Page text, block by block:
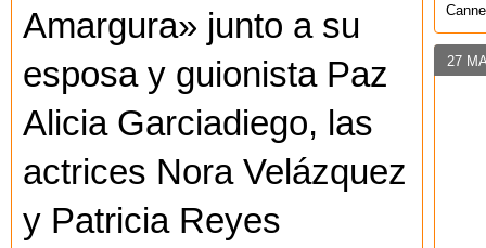
Amargura» junto a su
esposa y guionista Paz
Alicia Garciadiego, las
actrices Nora Velázquez
y Patricia Reyes
27